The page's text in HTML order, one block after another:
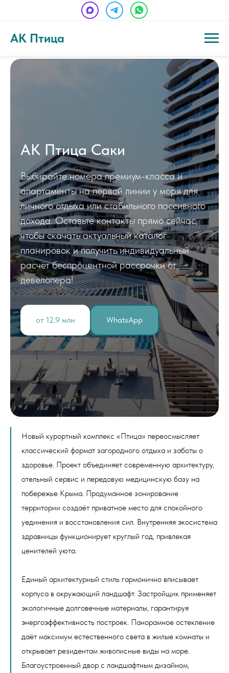
АК Птица
АК Птица Саки
Выбирайте номера премиум-класса и
апартаменты на первой линии у моря для
личного отдыха или стабильного пассивного
дохода. Оставьте контакты прямо сейчас,
чтобы скачать актуальный каталог
планировок и получить индивидуальный
расчёт беспроцентной рассрочки от
девелопера!
от 12.9 млн WhatsApp
Новый курортный комплекс «Птица» переосмысляет
классический формат загородного отдыха и заботы о
здоровье. Проект объединяет современную архитектуру,
отельный сервис и передовую медицинскую базу на
побережье Крыма. Продуманное зонирование
территории создаёт приватное место для спокойного
уединения и восстановления сил. Внутренняя экосистема
здравницы функционирует круглый год, привлекая
ценителей уюта.
Единый архитектурный стиль гармонично вписывает
корпуса в окружающий ландшафт. Застройщик применяет
экологичные долговечные материалы, гарантируя
энергоэффективность построек. Панорамное остекление
даёт максимум естественного света в жилые комнаты и
открывает резидентам живописные виды на море.
Благоустроенный двор с ландшафтным дизайном,